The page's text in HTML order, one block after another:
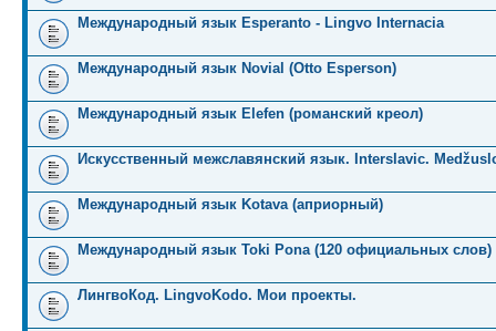
Международный язык Esperanto - Lingvo Internacia
Международный язык Novial (Otto Esperson)
Международный язык Elefen (романский креол)
Искусственный межславянский язык. Interslavic.
Международный язык Kotava (априорный)
Международный язык Toki Pona (120 официальных слов)
ЛингвоКод. LingvoKodo. Мои проекты.